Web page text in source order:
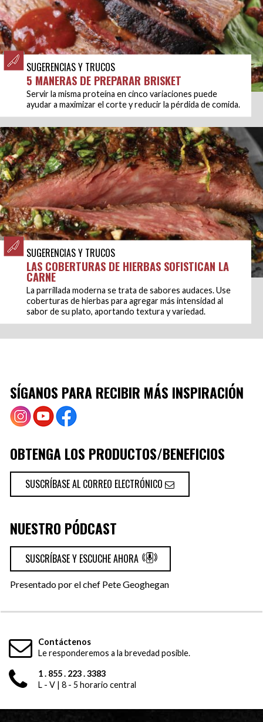
SUGERENCIAS Y TRUCOS
5 MANERAS DE PREPARAR BRISKET
Servir la misma proteína en cinco variaciones puede
ayudar a maximizar el corte y reducir la pérdida de comida.
SUGERENCIAS Y TRUCOS
LAS COBERTURAS DE HIERBAS SOFISTICAN LA
CARNE
La parrillada moderna se trata de sabores audaces. Use
coberturas de hierbas para agregar más intensidad al
sabor de su plato, aportando textura y variedad.
SÍGANOS PARA RECIBIR MÁS INSPIRACIÓN
OBTENGA LOS PRODUCTOS/BENEFICIOS
SUSCRÍBASE AL CORREO ELECTRÓNICO
NUESTRO PÓDCAST
SUSCRÍBASE Y ESCUCHE AHORA
Presentado por el chef Pete Geoghegan
Contáctenos
Le responderemos a la brevedad posible.
1 . 855 . 223 . 3383
L - V | 8 - 5 horario central